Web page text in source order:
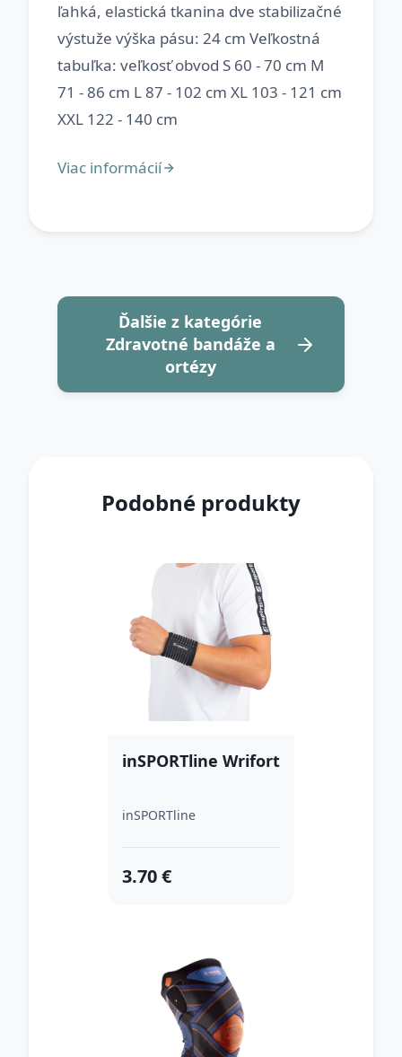
ľahká, elastická tkanina dve stabilizačné
výstuže výška pásu: 24 cm Veľkostná
tabuľka: veľkosť obvod S 60 - 70 cm M
71 - 86 cm L 87 - 102 cm XL 103 - 121 cm
Ďalšie z kategórie
Zdravotné bandáže a
ortézy
Podobné produkty
inSPORTline Wrifort
inSPORTline
3.70 €